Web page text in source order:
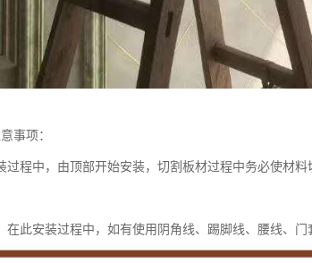
事项：
过程中，由顶部开始安装，切割板材过程中务必使材
在此安装过程中，如有使用阴角线、踢脚线、腰线、